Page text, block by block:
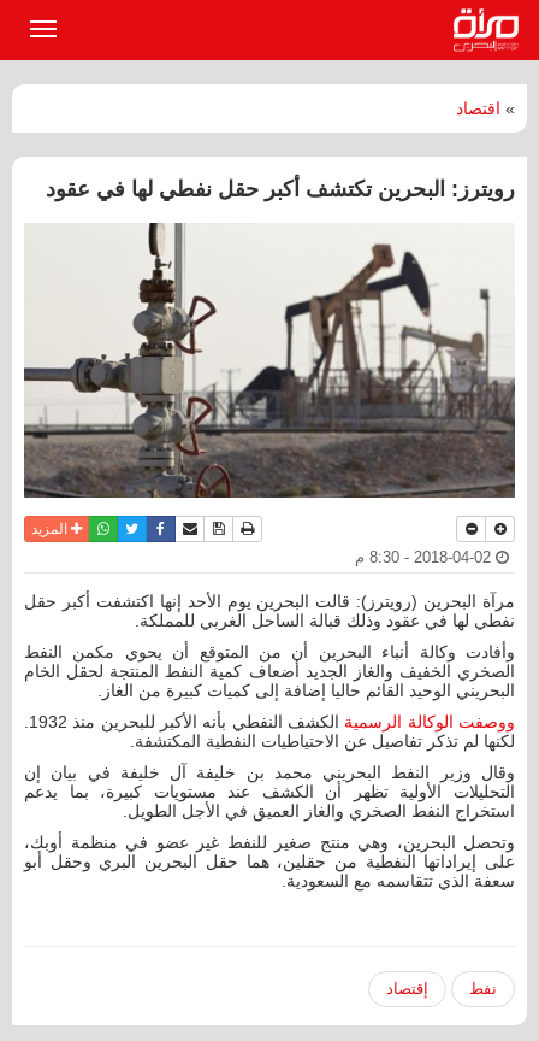
» اقتصاد
رويترز: البحرين تكتشف أكبر حقل نفطي لها في عقود
نسخة للطباعة
حفظ الموضوع
أرسل الى صديق
فيسبوكتويترواتسابالمزيد
مرآة البحرين (رويترز): قالت البحرين يوم الأحد إنها اكتشفت أكبر حقل
نفطي لها في عقود وذلك قبالة الساحل الغربي للمملكة.
وأفادت وكالة أنباء البحرين أن من المتوقع أن يحوي مكمن النفط
الصخري الخفيف والغاز الجديد أضعاف كمية النفط المنتجة لحقل الخام
البحريني الوحيد القائم حاليا إضافة إلى كميات كبيرة من الغاز.
ووصفت الوكالة الرسمية
الكشف النفطي بأنه الأكبر للبحرين منذ 1932.
لكنها لم تذكر تفاصيل عن الاحتياطيات النفطية المكتشفة.
وقال وزير النفط البحريني محمد بن خليفة آل خليفة في بيان إن
التحليلات الأولية تظهر أن الكشف عند مستويات كبيرة، بما يدعم
استخراج النفط الصخري والغاز العميق في الأجل الطويل.
وتحصل البحرين، وهي منتج صغير للنفط غير عضو في منظمة أوبك،
على إيراداتها النفطية من حقلين، هما حقل البحرين البري وحقل أبو
سعفة الذي تتقاسمه مع السعودية.
نفط إقتصاد